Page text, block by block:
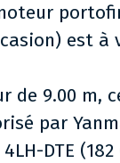
est à
de 9.00 m,
par
DTE (182